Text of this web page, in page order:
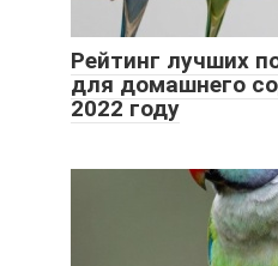
Рейтинг лучших
для домашнего
2022 году